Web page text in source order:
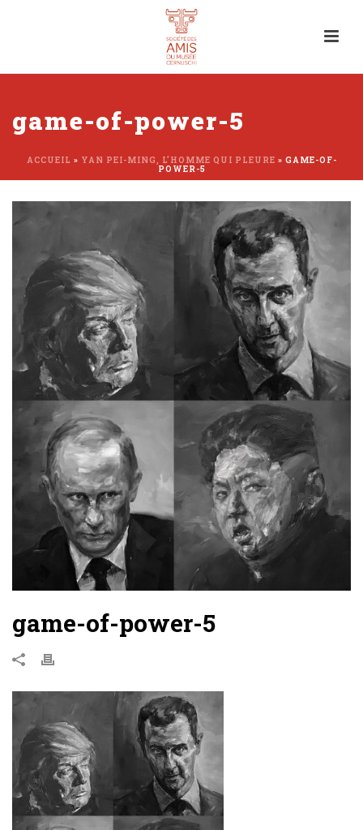
game-of-power-5
ACCUEIL » YAN PEI-MING, L’HOMME QUI PLEURE » GAME-OF-
POWER-5
game-of-power-5